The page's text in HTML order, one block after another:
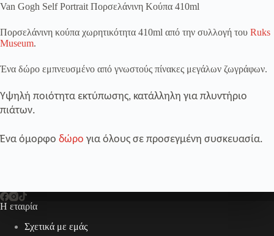
Van Gogh Self Portrait Πορσελάνινη Κούπα 410ml
Πορσελάνινη κούπα χωρητικότητα 410ml από την συλλογή του Ruks
Museum.
Ένα δώρο εμπνευσμένο από γνωστούς πίνακες μεγάλων ζωγράφων.
Υψηλή ποιότητα εκτύπωσης, κατάλληλη για πλυντήριο
πιάτων.
Ένα όμορφο δώρο για όλους σε προσεγμένη συσκευασία.
Η εταιρία
Σχετικά με εμάς